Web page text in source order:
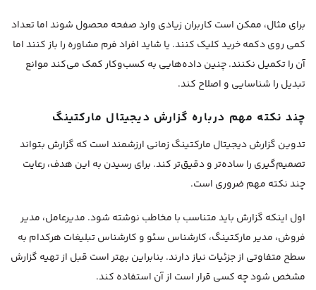
برای مثال، ممکن است کاربران زیادی وارد صفحه محصول شوند اما تعداد
کمی روی دکمه خرید کلیک کنند. یا شاید افراد فرم مشاوره را باز کنند اما
آن را تکمیل نکنند. چنین داده‌هایی به کسب‌وکار کمک می‌کند موانع
تبدیل را شناسایی و اصلاح کند.
چند نکته مهم درباره گزارش دیجیتال مارکتینگ
تدوین گزارش دیجیتال مارکتینگ زمانی ارزشمند است که گزارش بتواند
تصمیم‌گیری را ساده‌تر و دقیق‌تر کند. برای رسیدن به این هدف، رعایت
چند نکته مهم ضروری است.
اول اینکه گزارش باید متناسب با مخاطب نوشته شود. مدیرعامل، مدیر
فروش، مدیر مارکتینگ، کارشناس سئو و کارشناس تبلیغات هرکدام به
سطح متفاوتی از جزئیات نیاز دارند. بنابراین بهتر است قبل از تهیه گزارش
مشخص شود چه کسی قرار است از آن استفاده کند.